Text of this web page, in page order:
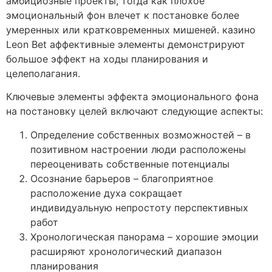
эмоциональный фон влечет к постановке более
умеренных или кратковременных мишеней. казино
Leon Bet аффективные элементы демонстрируют
большое эффект на ходы планирования и
целеполагания.
Ключевые элементы эффекта эмоционального фона
на постановку целей включают следующие аспекты:
Определение собственных возможностей – в
позитивном настроении люди расположены
переоценивать собственные потенциалы
Осознание барьеров – благоприятное
расположение духа сокращает
индивидуальную непростоту перспективных
работ
Хронологическая панорама – хорошие эмоции
расширяют хронологический диапазон
планирования